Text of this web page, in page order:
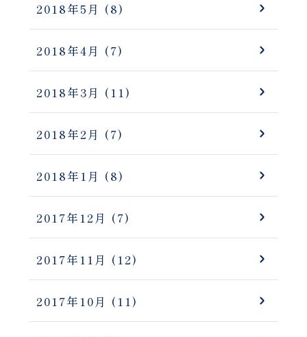
2018年5月 (8)
2018年4月 (7)
2018年3月 (11)
2018年2月 (7)
2018年1月 (8)
2017年12月 (7)
2017年11月 (12)
2017年10月 (11)